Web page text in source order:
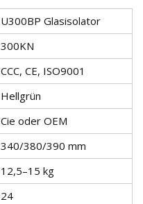
U300BP Glasisolator
300KN
CCC, CE, ISO9001
Hellgrün
Cie oder OEM
340/380/390 mm
12,5–15 kg
24